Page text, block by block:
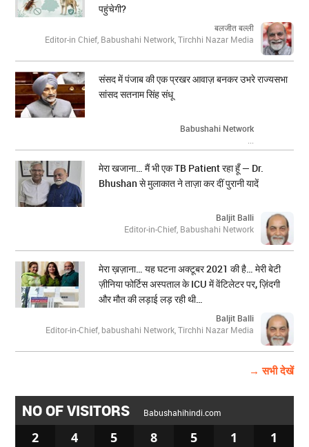
पहुंचेगी?
बलजीत बल्ली
Editor-in Chief, Babushahi Network, Tirchhi Nazar Media
संसद में पंजाब की एक प्रखर आवाज़ बनकर उभरे राज्यसभा
सांसद सतनाम सिंह संधू
Babushahi Network
...
मेरा खजाना… मैं भी एक TB Patient रहा हूँ — Dr.
Bhushan से मुलाकात ने ताज़ा कर दीं पुरानी यादें
Baljit Balli
Editor-in-Chief, Babushahi Network
मेरा ख़ज़ाना… यह घटना अक्टूबर 2021 की है… मेरी बेटी
ज़ीनिया फोर्टिस अस्पताल के ICU में वेंटिलेटर पर, ज़िंदगी
और मौत की लड़ाई लड़ रही थी…
Baljit Balli
Editor-in-Chief, babushahi Network, Tirchhi Nazar Media
→ सभी देखें
NO OF VISITORS Babushahihindi.com
2 4 5 8 5 1 1